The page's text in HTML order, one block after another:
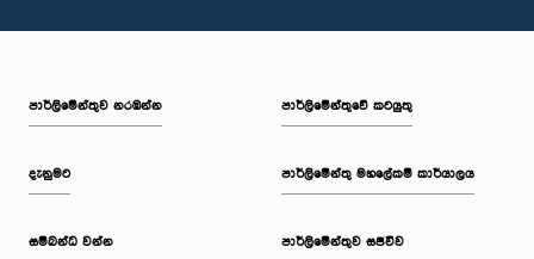
පාර්ලි‌මේන්තුව නරඹන්න
දැනුමට
සම්බන්ධ වන්න
පාර්ලිමේන්තුවේ කටයුතු
පාර්ලිමේන්තු මහලේකම් කාර්යාලය
පාර්ලිමේන්තුව සජීවීව